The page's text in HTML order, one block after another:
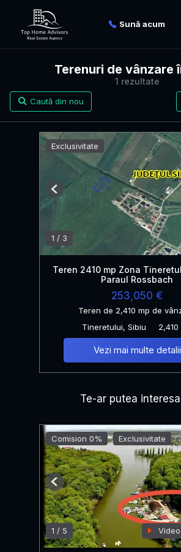
Sună acum
1 rezultate
Terenuri de vânzare
Caută din nou
Exclusivitate
1 / 3
Previous
Teren 2410 mp Zona
Paraul Rossbach
253,050 €
Teren de 2,410 mp de
Tineretului, Sibiu
2,410
Vezi mai multe detalii
Te-ar putea
Comision 0% Exclusivitate
1 / 5 Video
Previous